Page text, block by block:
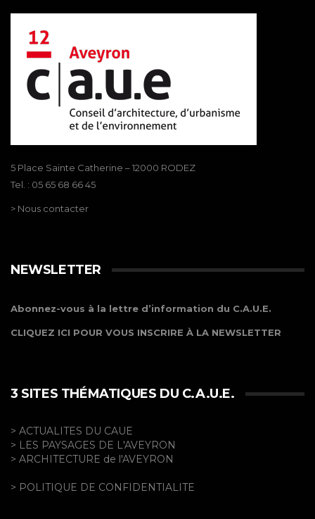
5 Place Sainte Catherine – 12000 RODEZ
Tel. : 05 65 68 66 45
> Nous contacter
NEWSLETTER
Abonnez-vous à la lettre d’information du C.A.U.E.
CLIQUEZ ICI POUR VOUS INSCRIRE À LA NEWSLETTER
3 SITES THÉMATIQUES DU C.A.U.E.
> ACTUALITES DU CAUE
> LES PAYSAGES DE L'AVEYRON
> ARCHITECTURE de l'AVEYRON
> POLITIQUE DE CONFIDENTIALITE